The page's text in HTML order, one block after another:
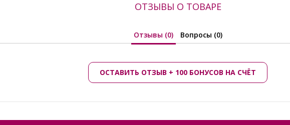
ОТЗЫВЫ О ТОВАРЕ
Отзывы (0) Вопросы (0)
ОСТАВИТЬ ОТЗЫВ + 100 БОНУСОВ НА СЧЁТ